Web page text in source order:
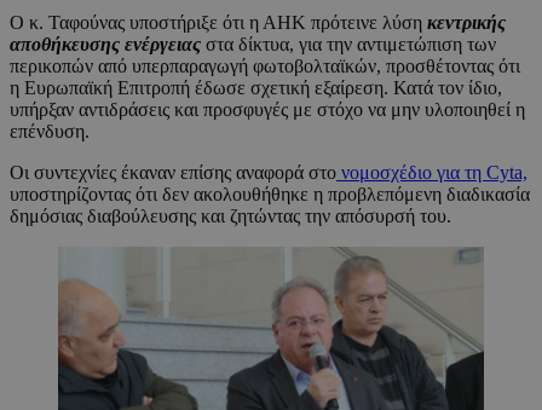
Ο κ. Ταφούνας υποστήριξε ότι η ΑΗΚ πρότεινε λύση κεντρικής
αποθήκευσης ενέργειας στα δίκτυα, για την αντιμετώπιση των
περικοπών από υπερπαραγωγή φωτοβολταϊκών, προσθέτοντας ότι
η Ευρωπαϊκή Επιτροπή έδωσε σχετική εξαίρεση. Κατά τον ίδιο,
υπήρξαν αντιδράσεις και προσφυγές με στόχο να μην υλοποιηθεί η
επένδυση.
Οι συντεχνίες έκαναν επίσης αναφορά στο νομοσχέδιο για τη Cyta,
υποστηρίζοντας ότι δεν ακολουθήθηκε η προβλεπόμενη διαδικασία
δημόσιας διαβούλευσης και ζητώντας την απόσυρσή του.